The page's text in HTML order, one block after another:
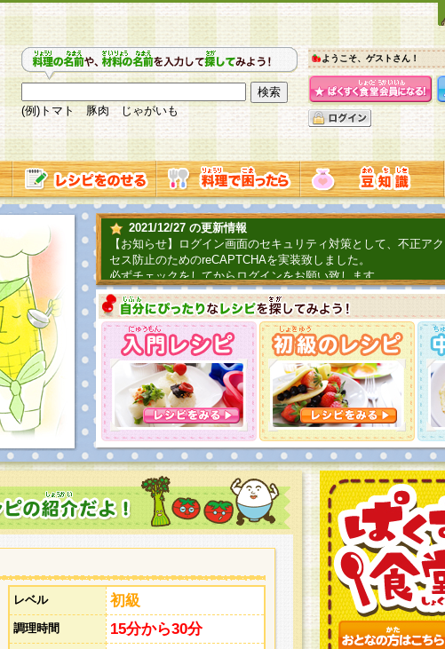
(例)トマト 豚肉 じゃがいも
ようこそ、ゲストさん！
2021/12/27 の更新情報
【お知らせ】ログイン画面のセキュリティ対策として、不正アク
セス防止のためのreCAPTCHAを実装致しました。
必ずチェックをしてからログインをお願い致します。
2019/06/04 の更新情報
ファーマ村からコーンシェフが簡単レシピを紹介するよ！こちら
2018/07/01 の更新情報
チャレンジ企画第三弾！お母さん、お父さんへ日頃の感謝をこめ
てごはんを作ろう！は終了致しました。たくさんの投稿、ありが
とうございました。次回企画もお楽しみに！
レベル 初級
調理時間 15分から30分